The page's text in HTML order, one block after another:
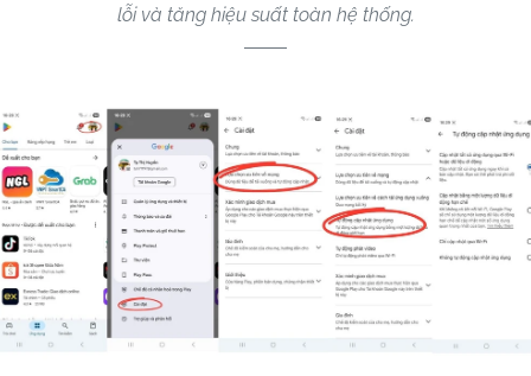
lỗi và tăng hiệu suất toàn hệ thống.